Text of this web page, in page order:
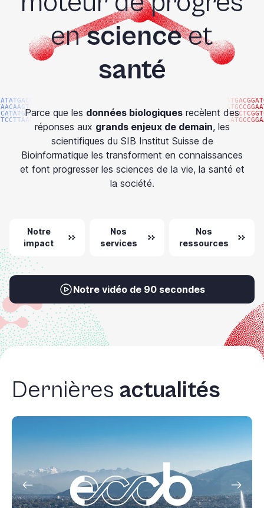
enscienceet
santé
Parce que les données biologiques recèlent des
réponses aux grands enjeux de demain, les
scientifiques du SIB Institut Suisse de
Bioinformatique les transforment en connaissances
et font progresser les sciences de la vie, la santé et
la société.
Notre
impact
Nos
services
Nos
ressources
Notre vidéo de 90 secondes
Dernières actualités